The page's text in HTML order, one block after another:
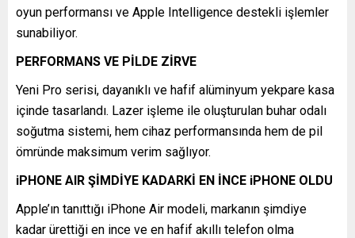
oyun performansı ve Apple Intelligence destekli işlemler
sunabiliyor.
PERFORMANS VE PİLDE ZİRVE
Yeni Pro serisi, dayanıklı ve hafif alüminyum yekpare kasa
içinde tasarlandı. Lazer işleme ile oluşturulan buhar odalı
soğutma sistemi, hem cihaz performansında hem de pil
ömründe maksimum verim sağlıyor.
iPHONE AIR ŞİMDİYE KADARKİ EN İNCE iPHONE OLDU
Apple’ın tanıttığı iPhone Air modeli, markanın şimdiye
kadar ürettiği en ince ve en hafif akıllı telefon olma